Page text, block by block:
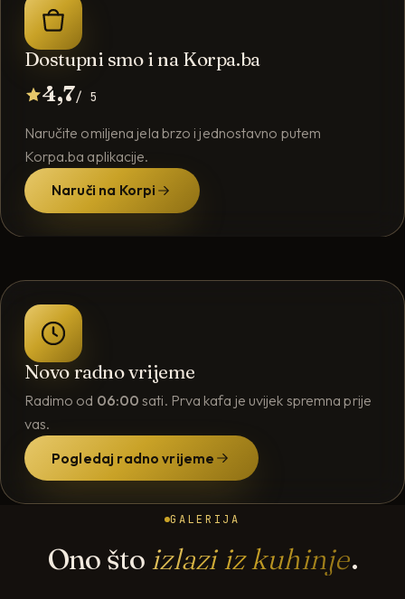
Dostupni smo i na Korpa.ba
4,7/ 5
Naručite omiljena jela brzo i jednostavno putem
Korpa.ba aplikacije.
Naruči na Korpi
Novo radno vrijeme
Radimo od 06:00 sati. Prva kafa je uvijek spremna prije
vas.
Pogledaj radno vrijeme
GALERIJA
Ono što izlazi iz kuhinje.